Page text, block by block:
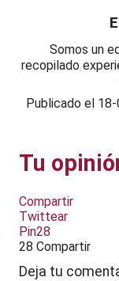
Somos un
recopilado
Publicado el
Tu
Compartir
Twittear
Pin28
28 Compartir
Deja tu